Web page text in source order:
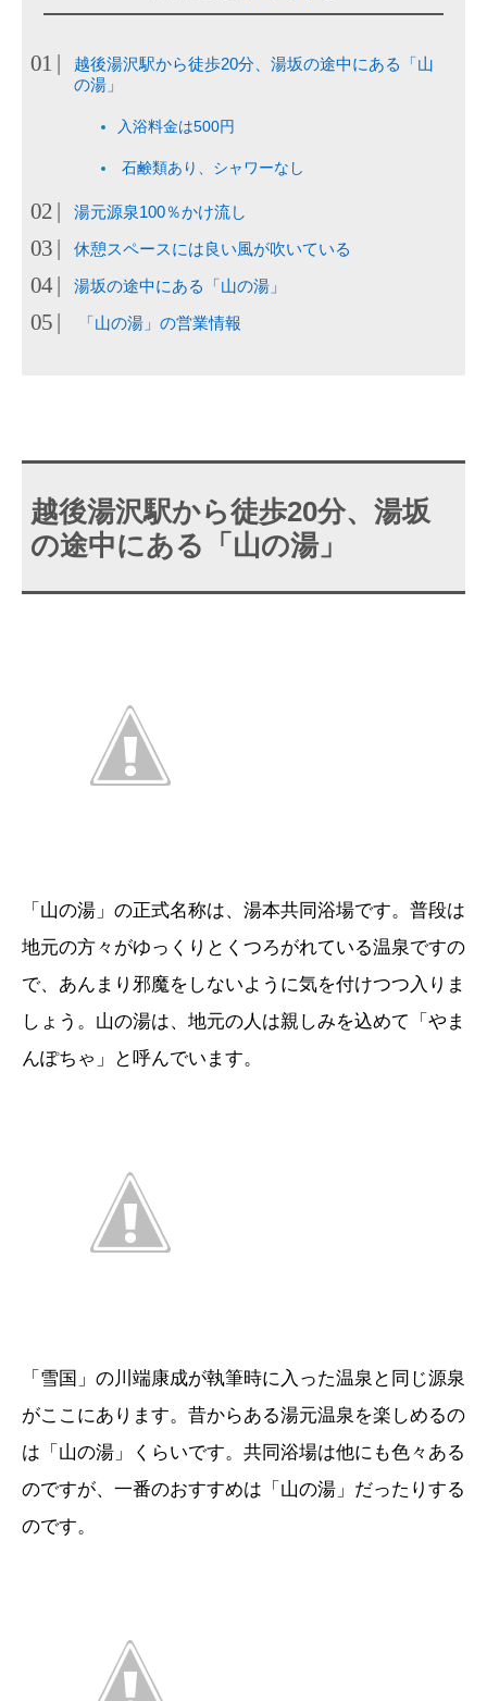
越後湯沢駅から徒歩20分、湯坂の途中にある「山
の湯」
入浴料金は500円
石鹸類あり、シャワーなし
湯元源泉100％かけ流し
休憩スペースには良い風が吹いている
湯坂の途中にある「山の湯」
「山の湯」の営業情報
越後湯沢駅から徒歩20分、湯坂
の途中にある「山の湯」
「山の湯」の正式名称は、湯本共同浴場です。普段は
地元の方々がゆっくりとくつろがれている温泉ですの
で、あんまり邪魔をしないように気を付けつつ入りま
しょう。山の湯は、地元の人は親しみを込めて「やま
んぽちゃ」と呼んでいます。
「雪国」の川端康成が執筆時に入った温泉と同じ源泉
がここにあります。昔からある湯元温泉を楽しめるの
は「山の湯」くらいです。共同浴場は他にも色々ある
のですが、一番のおすすめは「山の湯」だったりする
のです。